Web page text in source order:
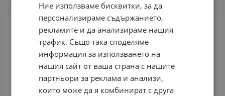
Ние използваме бисквитки, за да
персонализираме съдържанието,
рекламите и да анализираме нашия
трафик. Също така споделяме
информация за използването на
нашия сайт от ваша страна с нашите
партньори за реклама и анализи,
които може да я комбинират с друга